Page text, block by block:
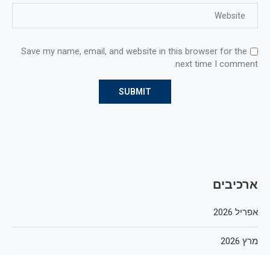
Save my name, email, and website in this browser for the
next time I comment.
ארכיבים
אפריל 2026
מרץ 2026